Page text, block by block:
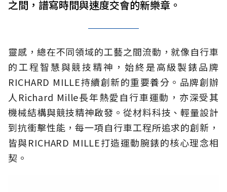
之間，譜寫時間與速度交會的新樂章。
靈感，總在不同領域的工藝之間流動，就像自行車
的工程智慧與競技精神，始終是高級製錶品牌
RICHARD MILLE持續創新的重要養分。品牌創辦
人Richard Mille長年熱愛自行車運動，亦深受其
機械結構與競技精神啟發。從材料科技、輕量設計
到抗衝擊性能，每一項自行車工程所追求的創新，
皆與RICHARD MILLE打造運動腕錶的核心理念相
契。